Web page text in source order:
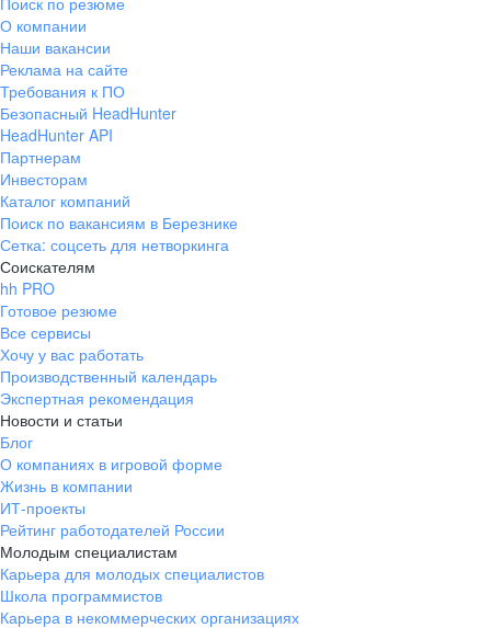
О компании
Наши вакансии
Реклама на сайте
Требования к ПО
Безопасный HeadHunter
HeadHunter API
Партнерам
Инвесторам
Каталог компаний
Поиск по вакансиям в Березнике
Сетка: соцсеть для нетворкинга
Соискателям
hh PRO
Готовое резюме
Все сервисы
Хочу у вас работать
Производственный календарь
Экспертная рекомендация
Новости и статьи
Блог
О компаниях в игровой форме
Жизнь в компании
ИТ-проекты
Рейтинг работодателей России
Молодым специалистам
Карьера для молодых специалистов
Школа программистов
Карьера в некоммерческих организациях